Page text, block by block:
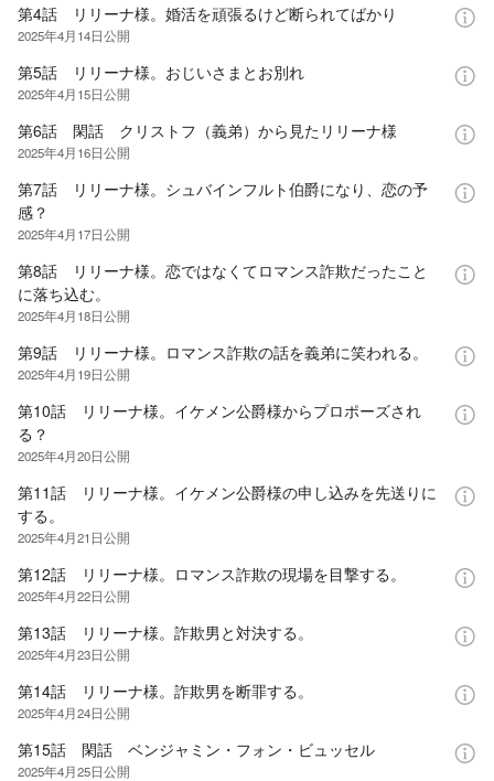
第4話 リリーナ様。婚活を頑張るけど断られてばかり
2025年4月14日公開
第5話 リリーナ様。おじいさまとお別れ
2025年4月15日公開
第6話 閑話 クリストフ（義弟）から見たリリーナ様
2025年4月16日公開
第7話 リリーナ様。シュバインフルト伯爵になり、恋の予
感？
2025年4月17日公開
第8話 リリーナ様。恋ではなくてロマンス詐欺だったこと
に落ち込む。
2025年4月18日公開
第9話 リリーナ様。ロマンス詐欺の話を義弟に笑われる。
2025年4月19日公開
第10話 リリーナ様。イケメン公爵様からプロポーズされ
る？
2025年4月20日公開
第11話 リリーナ様。イケメン公爵様の申し込みを先送りに
する。
2025年4月21日公開
第12話 リリーナ様。ロマンス詐欺の現場を目撃する。
2025年4月22日公開
第13話 リリーナ様。詐欺男と対決する。
2025年4月23日公開
第14話 リリーナ様。詐欺男を断罪する。
2025年4月24日公開
第15話 閑話 ベンジャミン・フォン・ビュッセル
2025年4月25日公開